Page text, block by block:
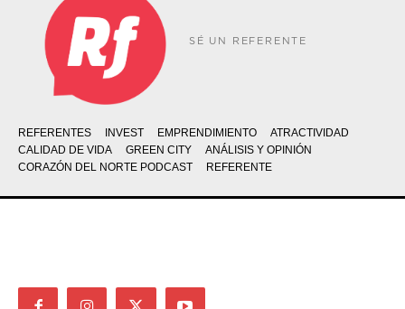
SÉ UN REFERENTE
REFERENTES INVEST EMPRENDIMIENTO
ATRACTIVIDAD
CALIDAD DE VIDA
GREEN CITY
ANÁLISIS Y OPINIÓN
CORAZÓN DEL NORTE PODCAST
REFERENTE